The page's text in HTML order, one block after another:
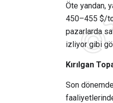
Öte yandan,
450–455 $/
pazarlarda
izliyor gibi
Kırılgan
Son